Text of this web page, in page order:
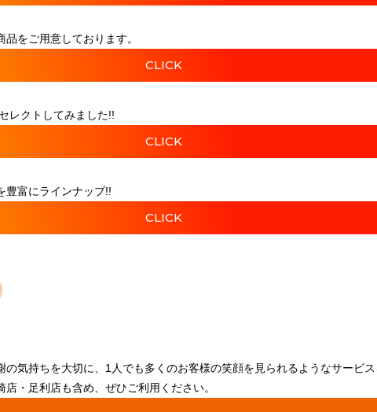
をご用意しております。
CLICK
レクトしてみました!!
CLICK
豊富にラインナップ!!
CLICK
気持ちを大切に、1人でも多くのお客様の笑顔を見られるようなサービ
・足利店も含め、ぜひご利用ください。